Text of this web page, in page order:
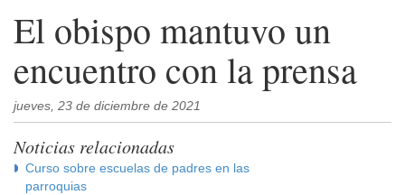
El obispo mantuvo un
encuentro con la prensa
jueves, 23 de diciembre de 2021
Noticias relacionadas
Curso sobre escuelas de padres en las
parroquias